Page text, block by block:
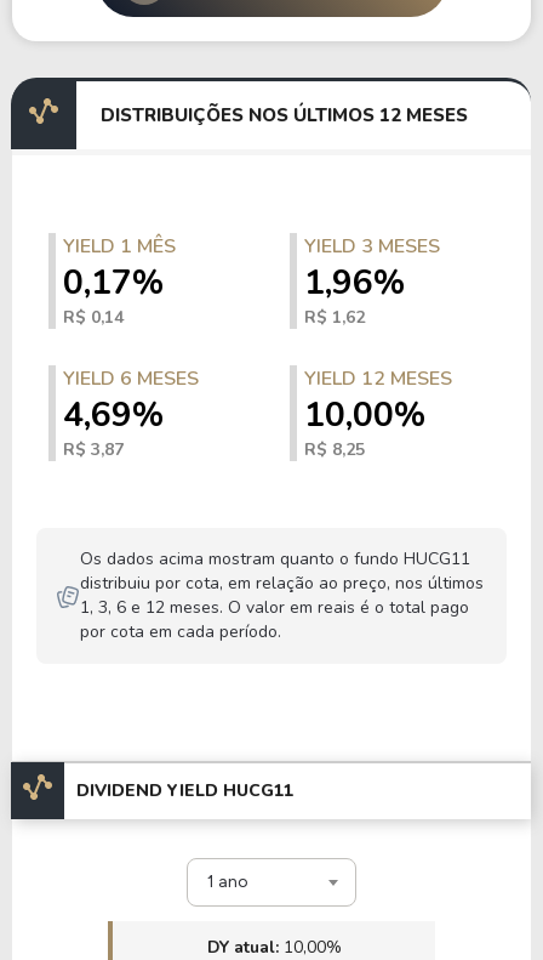
DISTRIBUIÇÕES NOS ÚLTIMOS 12 MESES
YIELD 1 MÊS
0,17%
R$ 0,14
YIELD 3 MESES
1,96%
R$ 1,62
YIELD 6 MESES
4,69%
R$ 3,87
YIELD 12 MESES
10,00%
R$ 8,25
Os dados acima mostram quanto o fundo HUCG11
distribuiu por cota, em relação ao preço, nos últimos
1, 3, 6 e 12 meses. O valor em reais é o total pago
por cota em cada período.
DIVIDEND YIELD HUCG11
1 ano
DY atual: 10,00%